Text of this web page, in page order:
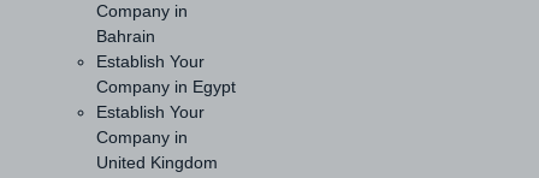
Company in
Bahrain
Establish Your
Company in Egypt
Establish Your
Company in
United Kingdom